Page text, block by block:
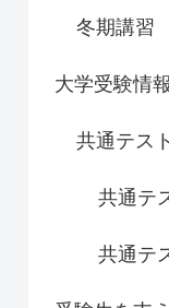
冬期講習
大学受験情報
共通テスト
共通テ
共通テ